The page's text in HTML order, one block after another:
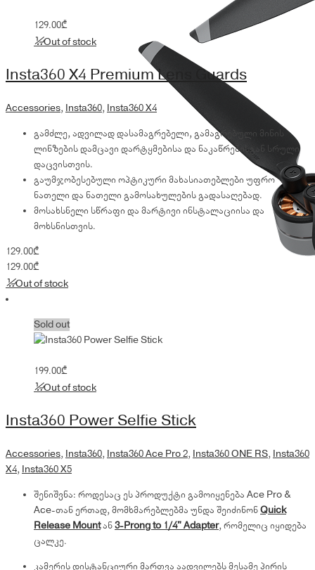
129.00₾
Out of stock
Insta360 X4 Premium Lens Guards
Accessories, Insta360, Insta360 X4
გამძლე, ადვილად დასამაგრებელი, გამაგრებული მინის
ლინზების დამცავი დარტყმებისა და ნაკაწრებისგან სრული
დაცვისთვის.
გაუმჯობესებული ოპტიკური მახასიათებლები უფრო
ნათელი და ნათელი გამოსახულების გადასაღებად.
მოსახსნელი სწრაფი და მარტივი ინსტალაციისა და
მოხსნისთვის.
129.00₾
129.00₾
Out of stock
Sold out
199.00₾
Out of stock
Insta360 Power Selfie Stick
Accessories, Insta360, Insta360 Ace Pro 2, Insta360 ONE RS, Insta360
X4, Insta360 X5
შენიშვნა: როდესაც ეს პროდუქტი გამოიყენება Ace Pro &
Ace-თან ერთად, მომხმარებლებმა უნდა შეიძინონQuick
Release Mountან3-Prong to 1/4" Adapter, რომელიც იყიდება
ცალკე.
კამერის დისტანციური მართვა აადვილებს მესამე პირის